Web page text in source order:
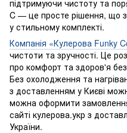
підтримуючи чистоту та
C — це просте рішення, що
у стильному комплекті.
Компанія «Кулерова Funky
чистоти та зручності. Це
про комфорт та здоров'я
Без охолодження та
з доставленням у Києві
можна оформити
сайті кулерова.укр з
України.